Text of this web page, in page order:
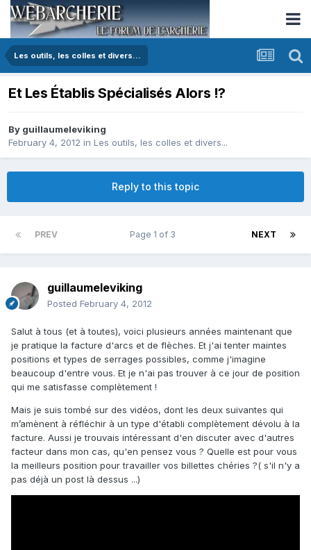
Les outils, les colles et divers...
Et Les Établis Spécialisés Alors !?
By guillaumeleviking
February 4, 2012 in Les outils, les colles et divers...
Reply to this topic
PREV NEXT
Page 1 of 3
guillaumeleviking
Posted February 4, 2012
Salut à tous (et à toutes), voici plusieurs années maintenant que
je pratique la facture d'arcs et de flèches. Et j'ai tenter maintes
positions et types de serrages possibles, comme j'imagine
beaucoup d'entre vous. Et je n'ai pas trouver à ce jour de position
qui me satisfasse complètement !
Mais je suis tombé sur des vidéos, dont les deux suivantes qui
m’amènent à réfléchir à un type d'établi complètement dévolu à la
facture. Aussi je trouvais intéressant d'en discuter avec d'autres
facteur dans mon cas, qu'en pensez vous ? Quelle est pour vous
la meilleurs position pour travailler vos billettes chéries ?( s'il n'y a
pas déjà un post là dessus ...)